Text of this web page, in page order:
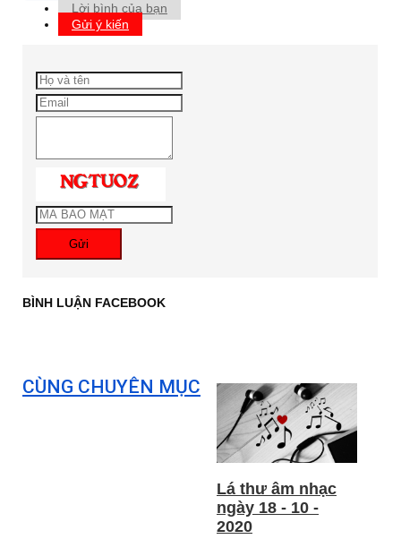
Lời bình của bạn
Gửi ý kiến
Gửi
BÌNH LUẬN FACEBOOK
CÙNG CHUYÊN MỤC
Lá thư âm nhạc
ngày 18 - 10 -
2020